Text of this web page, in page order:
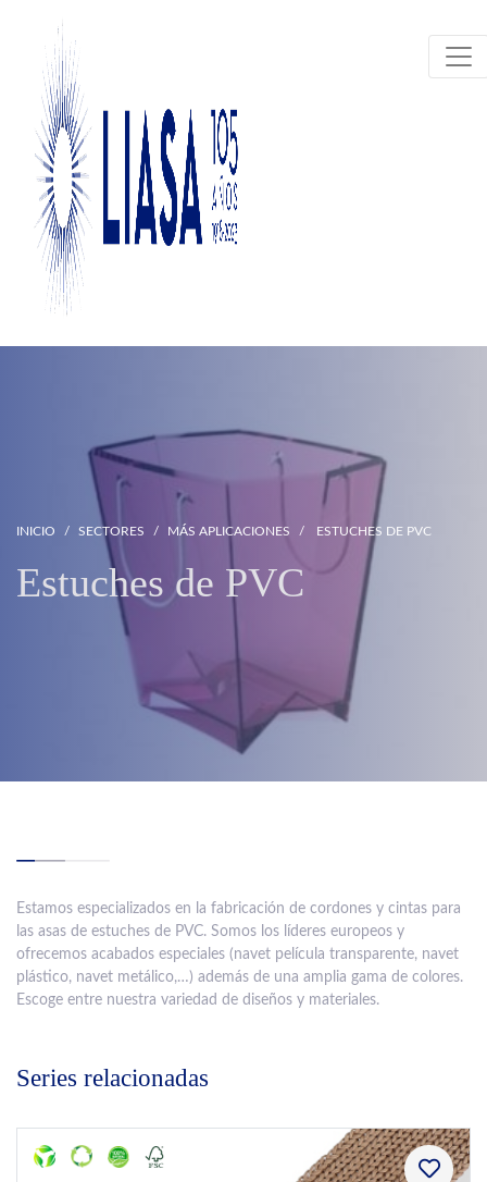
INICIO SECTORES MÁS APLICACIONES ESTUCHES DE PVC
Estuches de PVC
Estamos especializados en la fabricación de cordones y cintas para
las asas de estuches de PVC. Somos los líderes europeos y
ofrecemos acabados especiales (navet película transparente, navet
plástico, navet metálico,…) además de una amplia gama de colores.
Escoge entre nuestra variedad de diseños y materiales.
Series relacionadas